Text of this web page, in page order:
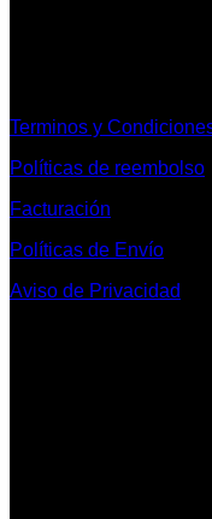
Terminos y
Políticas de reembolso
Facturación
Políticas de Envío
Aviso de Privacidad